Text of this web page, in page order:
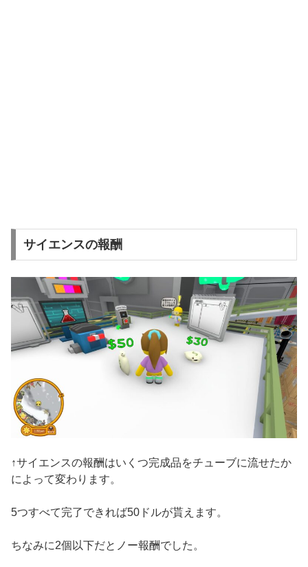
サイエンスの報酬
↑サイエンスの報酬はいくつ完成品をチューブに流せたか
によって変わります。
5つすべて完了できれば50ドルが貰えます。
ちなみに2個以下だとノー報酬でした。